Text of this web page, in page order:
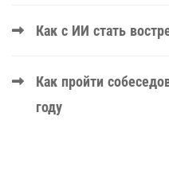
Как с ИИ стать
Как пройти
году